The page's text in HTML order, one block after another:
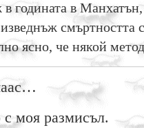
годината в Манхатън,
смъртността
ясно, че някой
моя размисъл.